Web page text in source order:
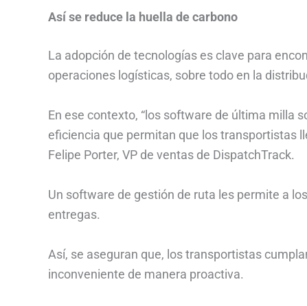
Así se reduce la huella de carbono
La adopción de tecnologías es clave para
operaciones logísticas, sobre todo en la
En ese contexto, “los software de última milla
eficiencia que permitan que los transportistas
Felipe Porter, VP de ventas de DispatchTrack.
Un software de gestión de ruta les permite a
entregas.
Así, se aseguran que, los transportistas
inconveniente de manera proactiva.